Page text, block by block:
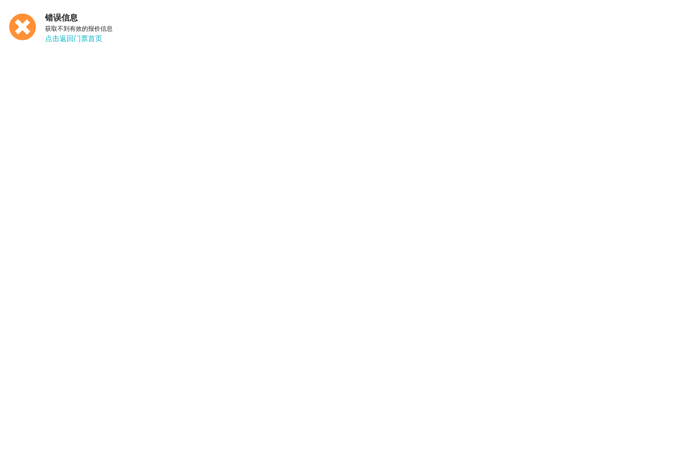
错误信息
获取不到有效的报价信息
点击返回门票首页